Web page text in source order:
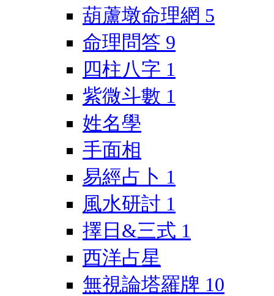
葫蘆墩命理網 5
命理問答 9
四柱八字 1
紫微斗數 1
姓名學
手面相
易經占卜 1
風水研討 1
擇日&三式 1
西洋占星
無視論塔羅牌 10